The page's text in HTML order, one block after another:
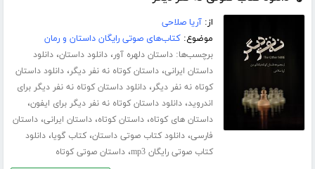
از:آریا صلاحی
موضوع:کتاب‌های صوتی رایگان داستان و رمان
برچسب‌ها:داستان دلهره آور،دانلود داستان،دانلود
داستان ایرانی،داستان کوتاه نه نفر دیگر،دانلود داستان
کوتاه نه نفر دیگر،دانلود داستان کوتاه نه نفر دیگر برای
اندروید،دانلود داستان کوتاه نه نفر دیگر برای ایفون،
داستان های کوتاه،داستان کوتاه،داستان ایرانی،داستان
فارسی،دانلود کتاب صوتی داستان،کتاب گویا،دانلود
کتاب صوتی رایگان mp3
،داستان صوتی کوتاه